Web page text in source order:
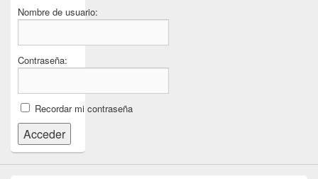
Nombre de usuario:
Contraseña:
Recordar mi contraseña
Acceder